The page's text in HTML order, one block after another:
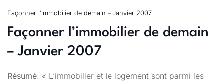
Façonner l’immobilier de demain – Janvier 2007
Façonner l’immobilier de demain
– Janvier 2007
Résumé: « L’immobilier et le logement sont parmi les